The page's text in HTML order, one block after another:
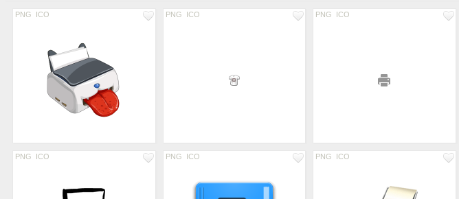
PNG ICO PNG ICO PNG ICO
PNG ICO PNG ICO PNG ICO